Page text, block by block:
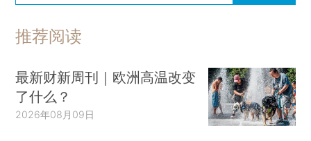
推荐阅读
最新财新周刊｜欧洲高温改变
了什么？
2026年08月09日